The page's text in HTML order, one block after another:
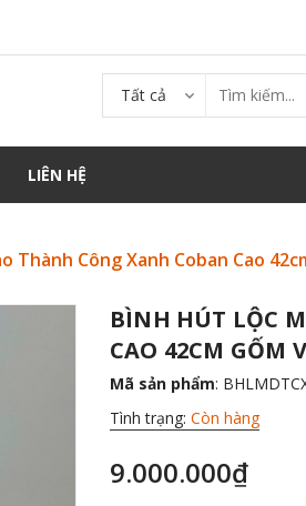
Tất cả
LIÊN HỆ
Thành Công Xanh Coban Cao
BÌNH HÚT LỘC
CAO 42CM GỐM
Mã sản phẩm:
Tình trạng: Còn hàng
9.000.000₫